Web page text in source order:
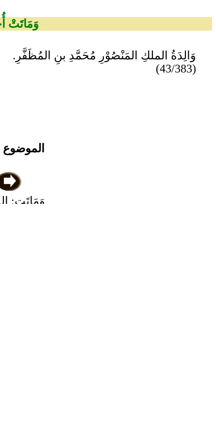
وَمَاتَتْ
وَالِدَةُ الملكِ المَنْصُوْرِ مُحَمَّدِ بنِ المُظَفَّرِ.
(43/383)
الموضوع
وَمَاتَتِ: